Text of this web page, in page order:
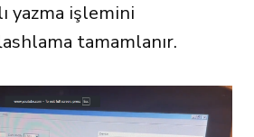
yazma işlemini
tamamlanır.